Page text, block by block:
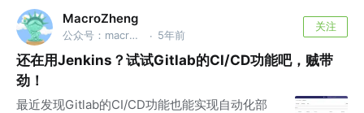
MacroZheng
公众号：macrozheng · 5年前
关注
还在用Jenkins？试试Gitlab的CI/CD功能吧，贼带
劲！
最近发现Gitlab的CI/CD功能也能实现自动化部